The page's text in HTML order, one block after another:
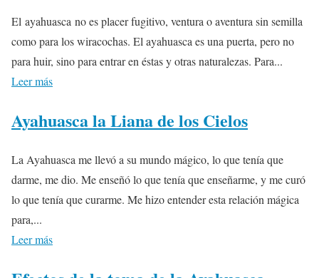
El ayahuasca no es placer fugitivo, ventura o aventura sin semilla
como para los wiracochas. El ayahuasca es una puerta, pero no
para huir, sino para entrar en éstas y otras naturalezas. Para...
Leer más
Ayahuasca la Liana de los Cielos
La Ayahuasca me llevó a su mundo mágico, lo que tenía que
darme, me dio. Me enseñó lo que tenía que enseñarme, y me curó
lo que tenía que curarme. Me hizo entender esta relación mágica
para,...
Leer más